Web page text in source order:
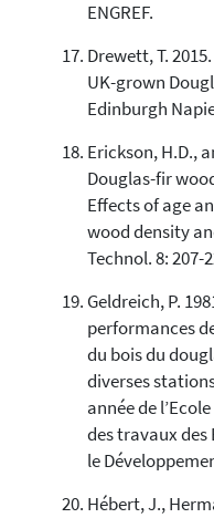
ENGREF.
Drewett, T.
UK-grown
Edinburgh
Erickson, H.D.,
Douglas-fir
Effects of age
wood density
Technol. 8: 207-
Geldreich, P.
performances
du bois du
diverses
année de
des travaux
le
Hébert, J.,